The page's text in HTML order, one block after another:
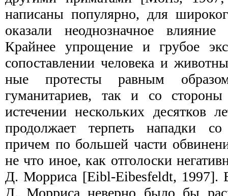
написаны популярно, для
оказали неоднозначное
Крайнее упрощение и грубое
сопоставлении человека и
ные протесты равным
гуманитариев, так и со
истечении нескольких десятков
продолжает терпеть нападки
причем по большей части
не что иное, как отголоски
Д. Морриса [Еibl-Eibesfeldt, 1997].
Д. Морриса неверно было бы